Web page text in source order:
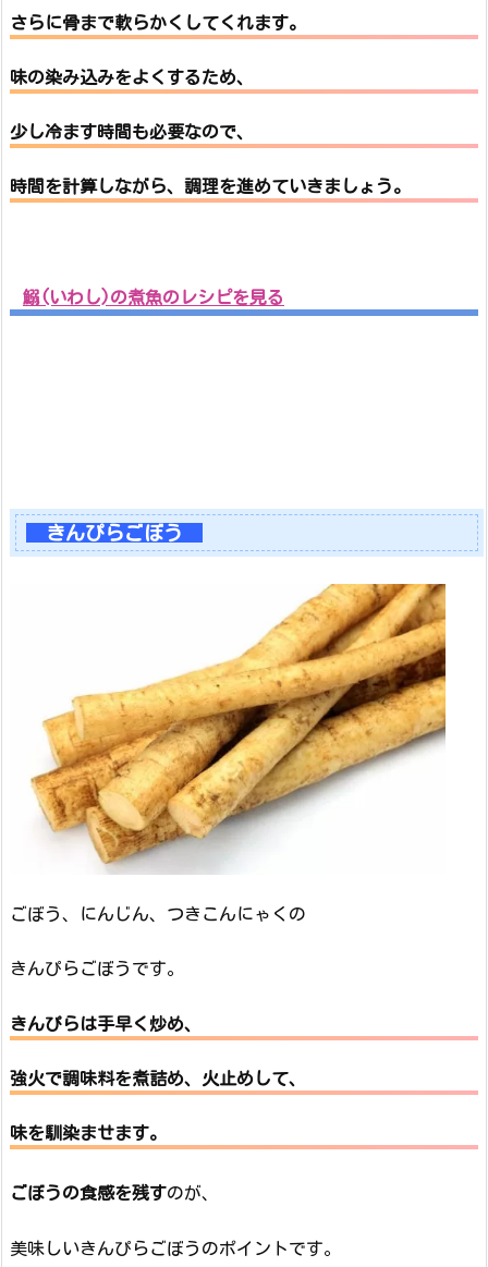
さらに骨まで軟らかくしてくれます。
味の染み込みをよくするため、
少し冷ます時間も必要なので、
時間を計算しながら、調理を進めていきましょう。
鰯(いわし)の煮魚のレシピを見る
きんぴらごぼう
ごぼう、にんじん、つきこんにゃくの
きんぴらごぼうです。
きんぴらは手早く炒め、
強火で調味料を煮詰め、火止めして、
味を馴染ませます。
ごぼうの食感を残すのが、
美味しいきんぴらごぼうのポイントです。